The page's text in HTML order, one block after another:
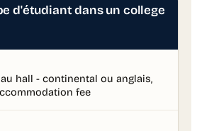
d'étudiant dans un college
hall - continental ou anglais,
fee